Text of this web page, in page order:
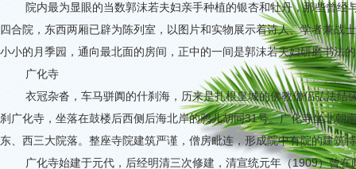
院内最为显眼的当数郭沫若夫妇亲手种植的银杏和牡丹，那些曾
四合院，东西两厢已辟为陈列室，以图片和实物展示着诗人、学者兼战
小小的月季园，通向最北面的房间，正中的一间是郭沫若夫妇研磨书法
广化寺
衣冠杂沓，车马骈阗的什刹海，历来是扎根皇城的佛教僧侣弘法
刹广化寺，坐落在鼓楼后西侧后海北岸的鸦儿胡同31号。广化寺坐北朝
东、西三大院落。整座寺院建筑严谨，僧房毗连，形成院中有院的建筑
广化寺始建于元代，后经明清三次修建，清宣统元年（1909）曾在